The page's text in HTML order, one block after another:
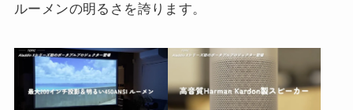
ルーメンの明るさを誇ります。